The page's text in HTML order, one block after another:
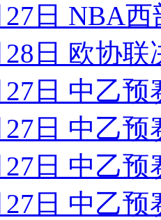
27日 NBA
28日 欧协
27日 中乙
27日 中乙
27日 中乙
27日 中乙